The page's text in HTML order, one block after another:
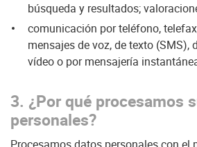
búsqueda y resultados;
comunicación por teléfono,
mensajes de voz, de texto (SMS),
vídeo o por mensajería
3. ¿Por qué procesamos
personales?